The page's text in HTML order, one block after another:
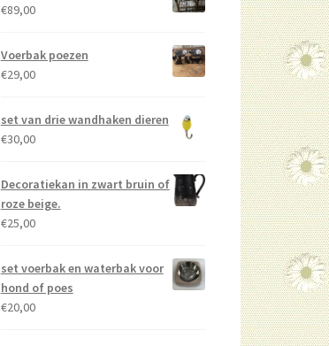
€89,00
Voerbak poezen
€29,00
set van drie wandhaken dieren
€30,00
Decoratiekan in zwart bruin of
roze beige.
€25,00
set voerbak en waterbak voor
hond of poes
€20,00